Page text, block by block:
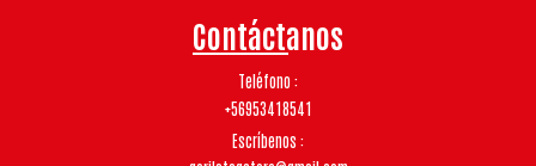
Contáctanos
Teléfono
+56953418541
Escríbenos